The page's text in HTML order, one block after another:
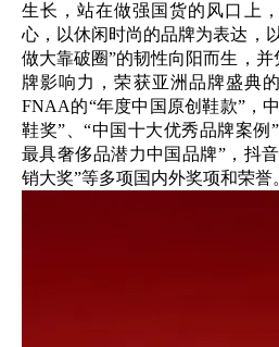
生长，站在做强国货的风口上
心，以休闲时尚的品牌为表达，
做大靠破圈”的韧性向阳而生，
牌影响力，荣获亚洲品牌盛典
FNAA的“年度中国原创鞋款”，
鞋奖”、“中国十大优秀品牌案例
最具奢侈品潜力中国品牌”，抖
销大奖”等多项国内外奖项和荣誉